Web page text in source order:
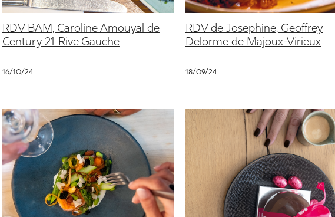
RDV BAM, Caroline Amouyal de
Century 21 Rive Gauche
16/10/24
RDV de Josephine, Geoffrey
Delorme de Majoux-Virieux
18/09/24